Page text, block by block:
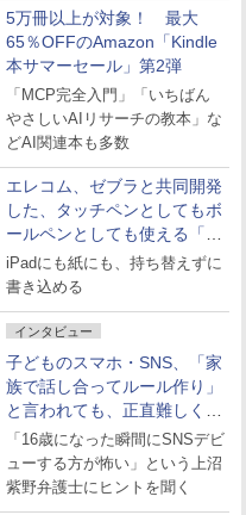
5万冊以上が対象！ 最大
65％OFFのAmazon「Kindle
本サマーセール」第2弾
「MCP完全入門」「いちばん
やさしいAIリサーチの教本」な
どAI関連本も多数
エレコム、ゼブラと共同開発
した、タッチペンとしてもボ
ールペンとしても使える「ス
タイラスツーウェイ」発売
iPadにも紙にも、持ち替えずに
書き込める
インタビュー
子どものスマホ・SNS、「家
族で話し合ってルール作り」
と言われても、正直難しくな
いですか？
「16歳になった瞬間にSNSデビ
ューする方が怖い」という上沼
紫野弁護士にヒントを聞く